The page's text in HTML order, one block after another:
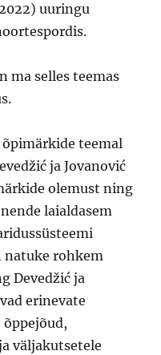
uuringu
ma selles teemas
teemal
ja Jovanović
olemust ning
laialdasem
natuke rohkem
Devedžić ja
erinevate
väljakutsetele